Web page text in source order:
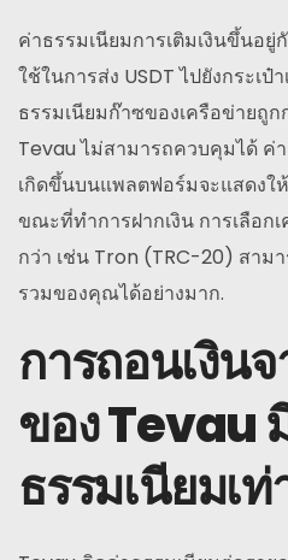
ค่าธรรมเนียมการเติมเงินขึ้นอ
ใช้ในการส่ง USDT ไปยังกระเ
ธรรมเนียมก๊าซของเครือข่ายถู
Tevau ไม่สามารถควบคุมได้ ค่
เกิดขึ้นบนแพลตฟอร์มจะแสดงใ
ขณะที่ทำการฝากเงิน การเลือก
กว่า เช่น Tron (TRC-20) สาม
รวมของคุณได้อย่างมาก.
การถอนเงิน
ของ Tevau
ธรรมเนียมเท่